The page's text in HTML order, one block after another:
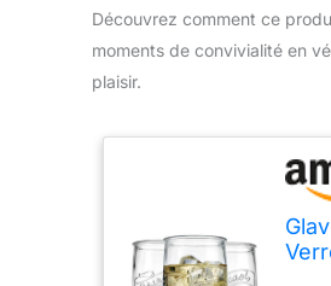
Découvrez comment ce
moments de convivialité en
plaisir.